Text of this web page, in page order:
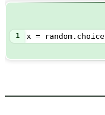
1 x = random. choice